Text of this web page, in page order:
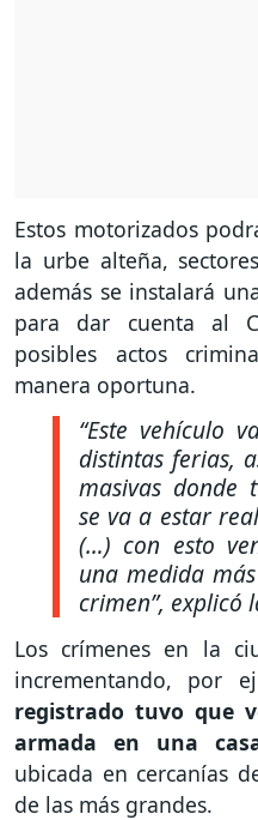
Estos motorizados
la urbe alteña,
además se instalará
para dar cuenta al
posibles actos
manera oportuna.
“Este vehículo
distintas ferias,
masivas donde
se va a estar
(…) con esto
una medida
crimen”, explicó
Los crímenes en la
incrementando, por
registrado tuvo que
armada en una
ubicada en cercanías
de las más grandes.